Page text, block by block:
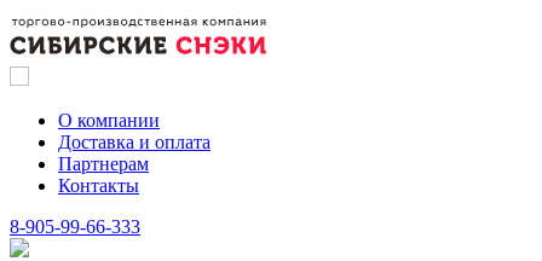
О компании
Доставка и оплата
Партнерам
Контакты
8-905-99-66-333